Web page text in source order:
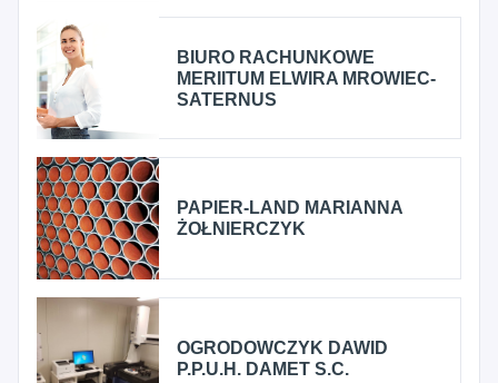
BIURO RACHUNKOWE
MERIITUM ELWIRA MROWIEC-
SATERNUS
PAPIER-LAND MARIANNA
ŻOŁNIERCZYK
OGRODOWCZYK DAWID
P.P.U.H. DAMET S.C.